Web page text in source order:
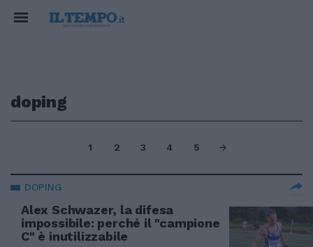
doping
1 2 3 4 5
DOPING
Alex Schwazer, la difesa
impossibile: perché il "campione
C" è inutilizzabile